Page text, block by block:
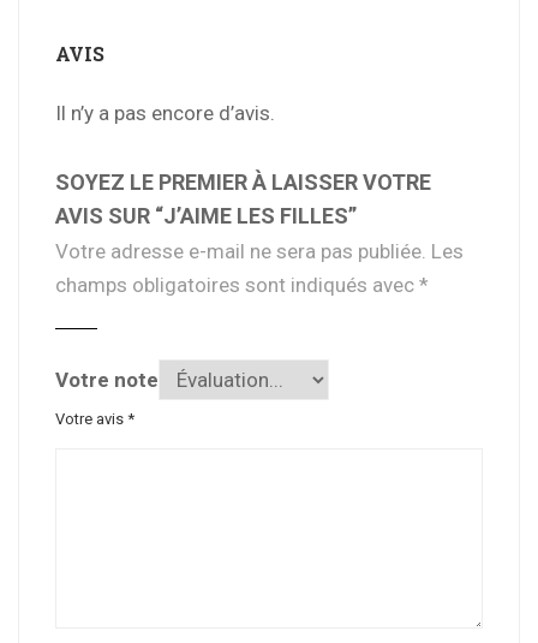
AVIS
Il n’y a pas encore d’avis.
SOYEZ LE PREMIER À LAISSER VOTRE
AVIS SUR “J’AIME LES FILLES”
Votre adresse e-mail ne sera pas publiée. Les
champs obligatoires sont indiqués avec *
Votre note
Votre avis *